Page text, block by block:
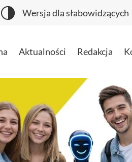
Wersja dla słabowidzących
Aktualności Redakcja